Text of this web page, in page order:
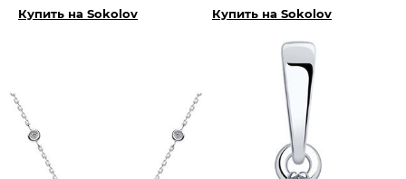
Купить на Sokolov Купить на Sokolov